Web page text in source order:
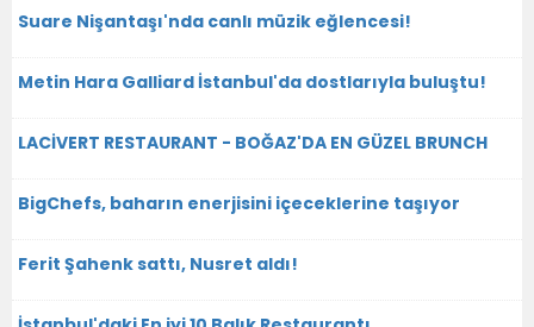
Suare Nişantaşı'nda canlı müzik eğlencesi!
Metin Hara Galliard İstanbul'da dostlarıyla buluştu!
LACİVERT RESTAURANT - BOĞAZ'DA EN GÜZEL BRUNCH
BigChefs, baharın enerjisini içeceklerine taşıyor
Ferit Şahenk sattı, Nusret aldı!